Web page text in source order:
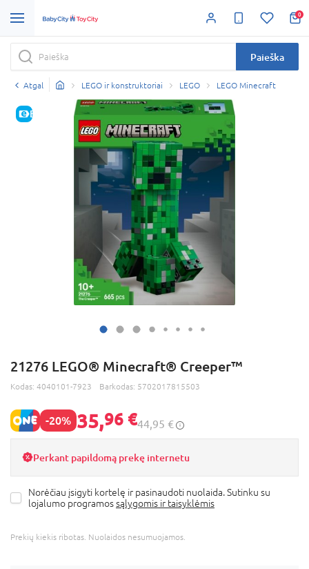
0
Paieška
Atgal LEGO ir konstruktoriai LEGO LEGO Minecraft
E-KAINA
21276 LEGO® Minecraft® Creeper™
Kodas: 4040101-7923 Barkodas: 5702017815503
-20% 35,96 €44,95 €
Perkant papildomą prekę internetu
Norėčiau įsigyti kortelę ir pasinaudoti nuolaida. Sutinku su
lojalumo programossąlygomis ir taisyklėmis
Prekių kiekis ribotas. Nuolaidos nesumuojamos.